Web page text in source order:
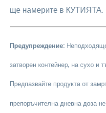
ще намерите в КУТИЯТА.
Предупреждение:
затворен контейнер, на сухо
Предпазвайте продукта от
препоръчителна дневна доза